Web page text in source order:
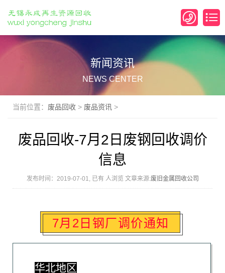
新闻资讯
NEWS CENTER
当前位置： 废品回收 > 废品资讯 >
废品回收-7月2日废钢回收调价
信息
发布时间：2019-07-01, 已有 人浏览 文章来源:废旧金属回收公司
7月2日钢厂调价通知
华北地区